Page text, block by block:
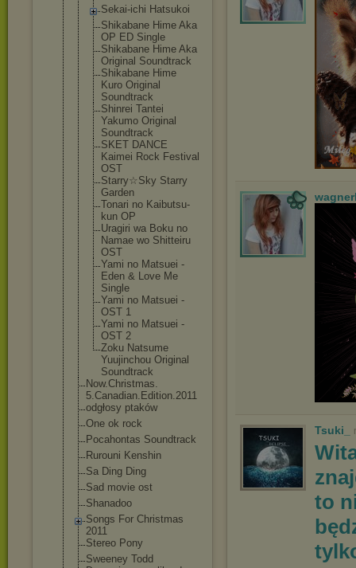
Sekai-ichi Hatsukoi
Shikabane Hime Aka
OP ED Single
Shikabane Hime Aka
Original Soundtrack
Shikabane Hime
Kuro Original
Soundtrack
Shinrei Tantei
Yakumo Original
Soundtrack
SKET DANCE
Kaimei Rock Festival
OST
Starry☆Sky Starry
Garden
Tonari no Kaibutsu-
kun OP
Uragiri wa Boku no
Namae wo Shitteiru
OST
Yami no Matsuei -
Eden & Love Me
Single
Yami no Matsuei -
OST 1
Yami no Matsuei -
OST 2
Zoku Natsume
Yuujinchou Original
Soundtrack
Now.Christmas.
5.Canadian.Edition.2011
odgłosy ptaków
One ok rock
Pocahontas Soundtrack
Rurouni Kenshin
Sa Ding Ding
Sad movie ost
Shanadoo
Songs For Christmas
2011
Stereo Pony
Sweeney Todd
Tsuki_
to